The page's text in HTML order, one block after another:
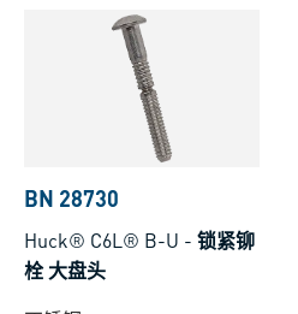
BN 28730
Huck® C6L® B-U - 锁紧铆
栓 大盘头